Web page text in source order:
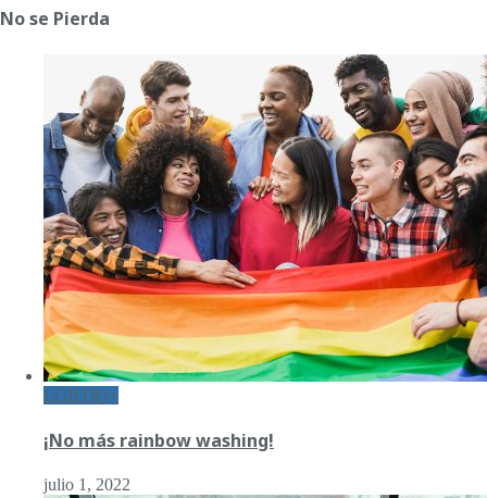
No se Pierda
LGBTIQ+
¡No más rainbow washing!
julio 1, 2022